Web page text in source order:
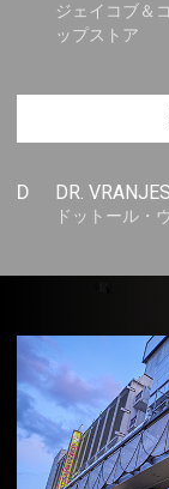
ジェイコブ＆
ップストア
D DR. VRANJES
ドットール・